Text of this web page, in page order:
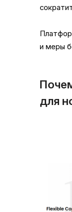
и меры
для